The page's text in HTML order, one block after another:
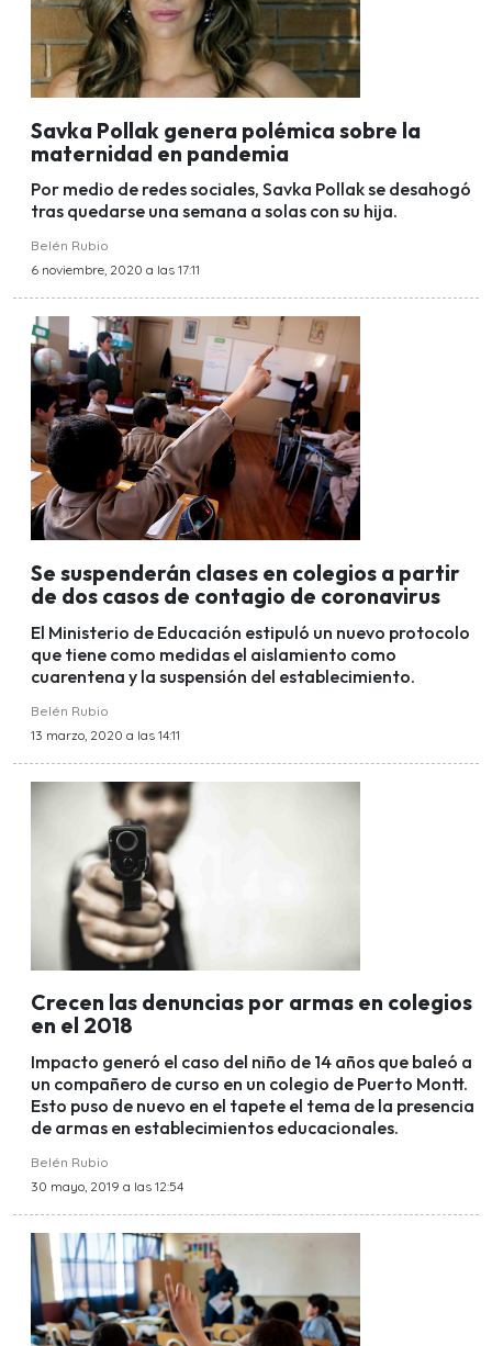
Savka Pollak genera polémica sobre la
maternidad en pandemia
Por medio de redes sociales, Savka Pollak se desahogó
tras quedarse una semana a solas con su hija.
Belén Rubio
6 noviembre, 2020 a las 17:11
Se suspenderán clases en colegios a partir
de dos casos de contagio de coronavirus
El Ministerio de Educación estipuló un nuevo protocolo
que tiene como medidas el aislamiento como
cuarentena y la suspensión del establecimiento.
Belén Rubio
13 marzo, 2020 a las 14:11
Crecen las denuncias por armas en colegios
en el 2018
Impacto generó el caso del niño de 14 años que baleó a
un compañero de curso en un colegio de Puerto Montt.
Esto puso de nuevo en el tapete el tema de la presencia
de armas en establecimientos educacionales.
Belén Rubio
30 mayo, 2019 a las 12:54